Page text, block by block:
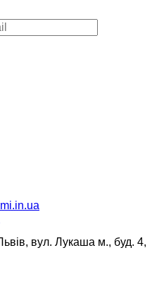
вул. Лукаша м., буд. 4,